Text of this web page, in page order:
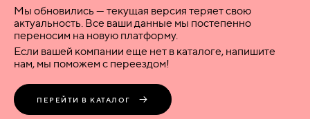
ВОРОТА
ПЕРЕГОРОДКИ
Мы обновились — текущая версия теряет свою
актуальность. Все ваши данные мы постепенно
переносим на новую платформу.
Если вашей компании еще нет в каталоге, напишите
нам, мы поможем с переездом!
ПЕРЕЙТИ В КАТАЛОГ